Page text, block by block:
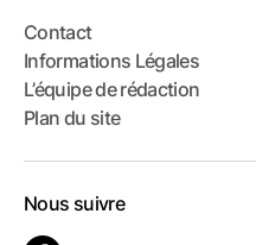
Contact
Informations Légales
L’équipe de rédaction
Plan du site
Nous suivre